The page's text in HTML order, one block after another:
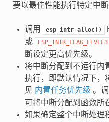
要以最佳性能执行特定中
调用 esp_intr_alloc()
或 ESP_INTR_FLAG_LEVEL3
断设定更高优先级。
将中断分配到不运行内
执行，即默认情况下，
见 内置任务优先级 。
可将中断分配到函数所
如果确定整个中断处理